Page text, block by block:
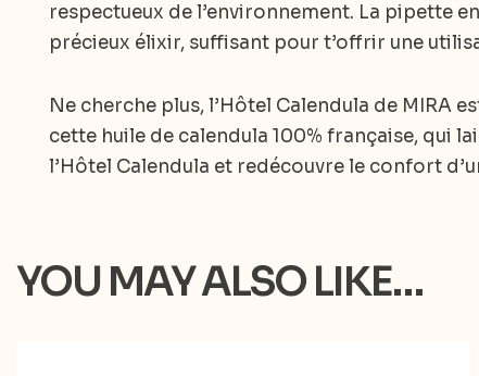
respectueux de l’environnement. La pipette
précieux élixir, suffisant pour t’offrir une
Ne cherche plus, l’Hôtel Calendula de MIRA
cette huile de calendula 100% française, qui
l’Hôtel Calendula et redécouvre le confort
YOU MAY ALSO LIKE…